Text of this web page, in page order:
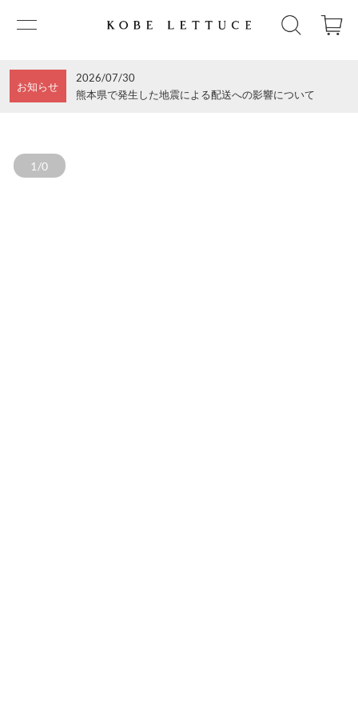
お知らせ
2026/07/30
熊本県で発生した地震による配送への影響について
1/0